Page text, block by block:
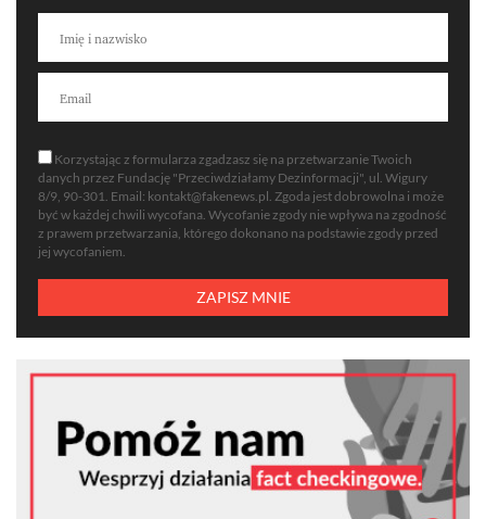
Korzystając z formularza zgadzasz się na przetwarzanie Twoich
danych przez Fundację "Przeciwdziałamy Dezinformacji", ul. Wigury
8/9, 90-301. Email: kontakt@fakenews.pl . Zgoda jest dobrowolna i może
być w każdej chwili wycofana. Wycofanie zgody nie wpływa na zgodność
z prawem przetwarzania, którego dokonano na podstawie zgody przed
jej wycofaniem.